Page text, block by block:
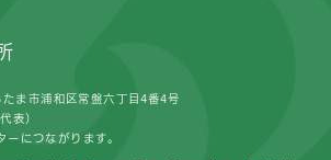
ま市浦和区常盤六丁目4番4号
表）
につながります。